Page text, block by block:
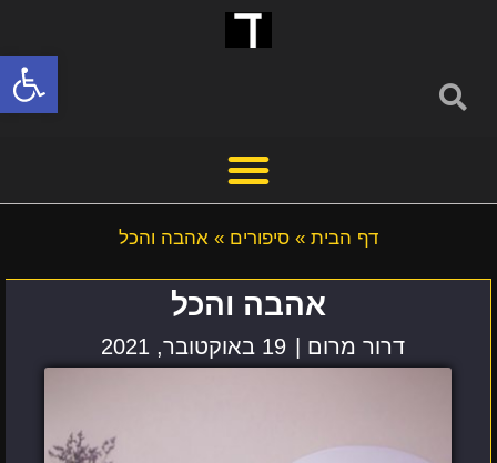
פתח
דף הבית » סיפורים » אהבה והכל
אהבה והכל
דרור מרום | 19 באוקטובר, 2021